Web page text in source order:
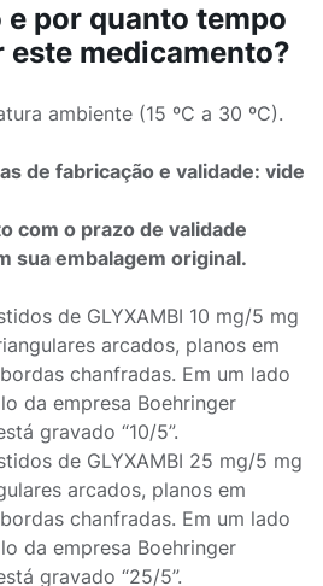
e por quanto tempo
este medicamento?
ambiente (15 ºC a 30 ºC).
de fabricação e validade: vide
com o prazo de validade
sua embalagem original.
de GLYXAMBI 10 mg/5 mg
arcados, planos em
chanfradas. Em um lado
da empresa Boehringer
gravado “10/5”.
de GLYXAMBI 25 mg/5 mg
arcados, planos em
chanfradas. Em um lado
da empresa Boehringer
gravado “25/5”.